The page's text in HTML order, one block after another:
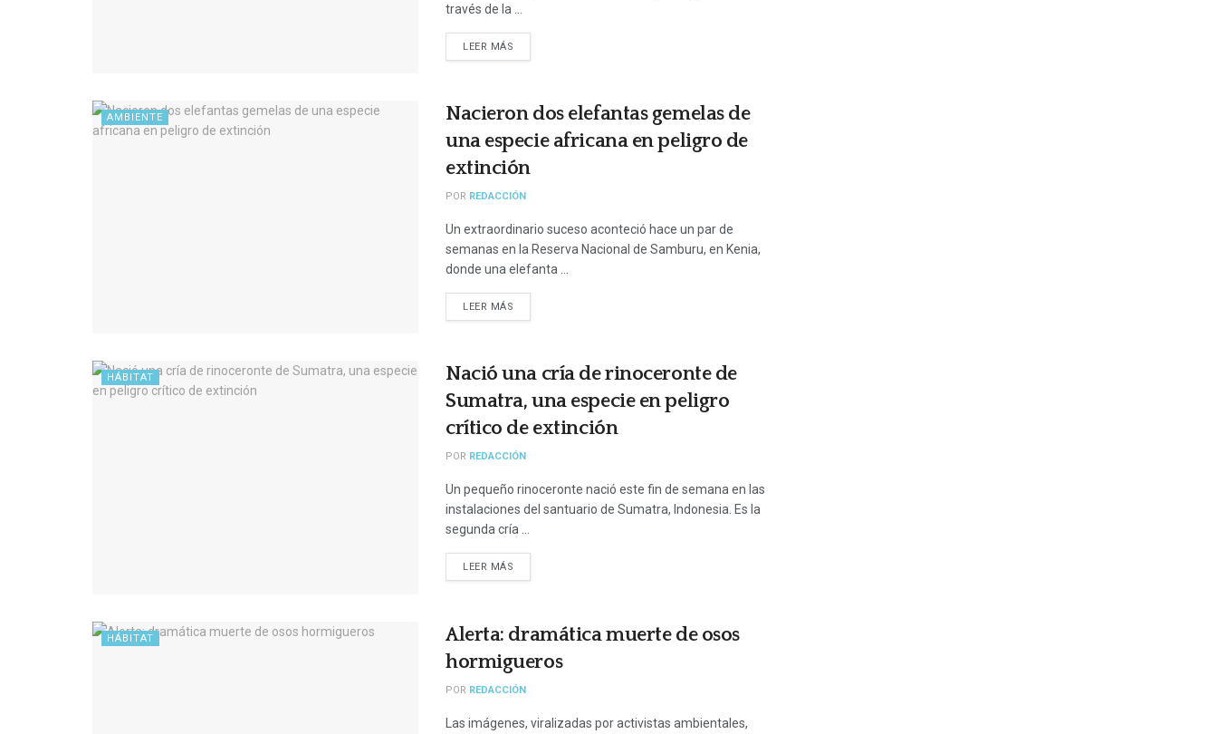
través de la ...
LEER MÁS
AMBIENTE
Nacieron dos elefantas gemelas de
una especie africana en peligro de
extinción
POR REDACCIÓN
Un extraordinario suceso aconteció hace un par de
semanas en la Reserva Nacional de Samburu, en Kenia,
donde una elefanta ...
LEER MÁS
HÁBITAT
Nació una cría de rinoceronte de
Sumatra, una especie en peligro
crítico de extinción
POR REDACCIÓN
Un pequeño rinoceronte nació este fin de semana en las
instalaciones del santuario de Sumatra, Indonesia. Es la
segunda cría ...
LEER MÁS
HÁBITAT
Alerta: dramática muerte de osos
hormigueros
POR REDACCIÓN
Las imágenes, viralizadas por activistas ambientales,